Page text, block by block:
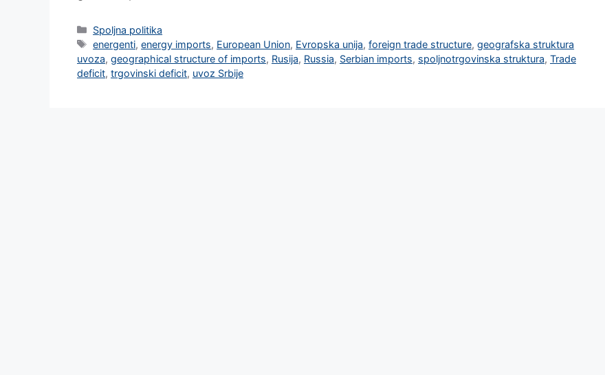
Categories
Spoljna politika
Tags
energenti,energy imports, European Union, Evropska unija,foreign trade structure,geografska struktura
uvoza, geographical structure of imports, Rusija, Russia, Serbian imports, spoljnotrgovinska struktura, Trade
deficit, trgovinski deficit, uvoz Srbije